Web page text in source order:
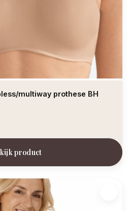
multiway prothese BH
product